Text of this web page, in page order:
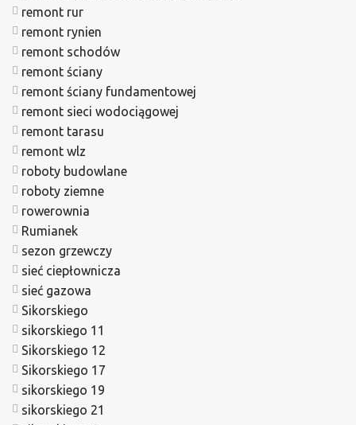
remont rur
remont rynien
remont schodów
remont ściany
remont ściany fundamentowej
remont sieci wodociągowej
remont tarasu
remont wlz
roboty budowlane
roboty ziemne
rowerownia
Rumianek
sezon grzewczy
sieć ciepłownicza
sieć gazowa
Sikorskiego
sikorskiego 11
Sikorskiego 12
Sikorskiego 17
sikorskiego 19
sikorskiego 21